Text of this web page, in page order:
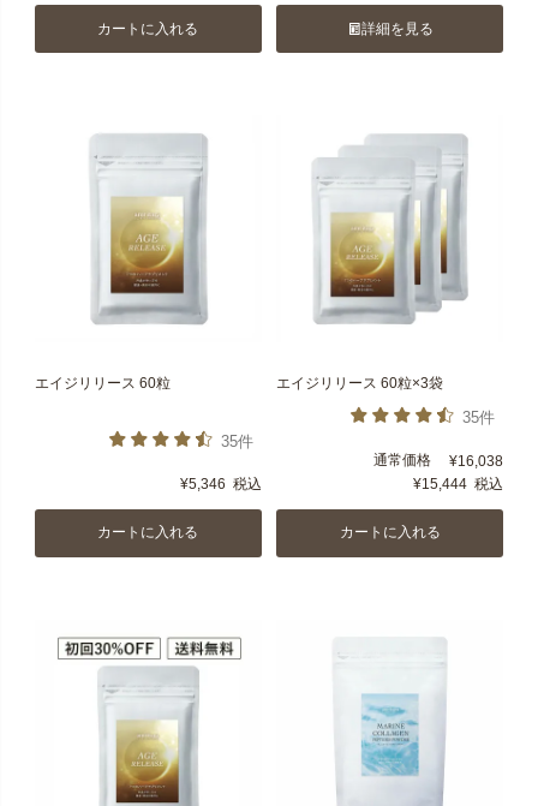
カートに入れる 詳細を見る
エイジリリース 60粒
35件
¥5,346 税込
カートに入れる
エイジリリース 60粒×3袋
35件
通常価格 ¥16,038
¥15,444 税込
カートに入れる